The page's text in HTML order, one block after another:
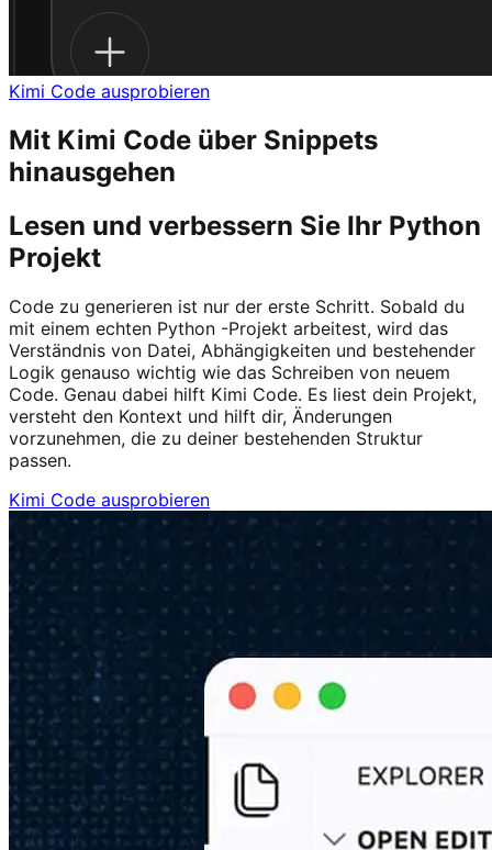
Kimi Code ausprobieren
Mit Kimi Code über Snippets
hinausgehen
Lesen und verbessern Sie Ihr Python
Projekt
Code zu generieren ist nur der erste Schritt. Sobald du
mit einem echten Python -Projekt arbeitest, wird das
Verständnis von Datei, Abhängigkeiten und bestehender
Logik genauso wichtig wie das Schreiben von neuem
Code. Genau dabei hilft Kimi Code. Es liest dein Projekt,
versteht den Kontext und hilft dir, Änderungen
vorzunehmen, die zu deiner bestehenden Struktur
passen.
Kimi Code ausprobieren